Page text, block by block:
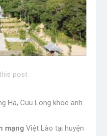
post
mạng Việt Lào tại huyện